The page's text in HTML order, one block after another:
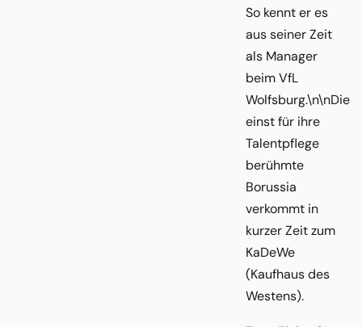
So kennt er es
aus seiner Zeit
als Manager
beim VfL
Wolfsburg.\n\nDie
einst für ihre
Talentpflege
berühmte
Borussia
verkommt in
kurzer Zeit zum
KaDeWe
(Kaufhaus des
Westens).